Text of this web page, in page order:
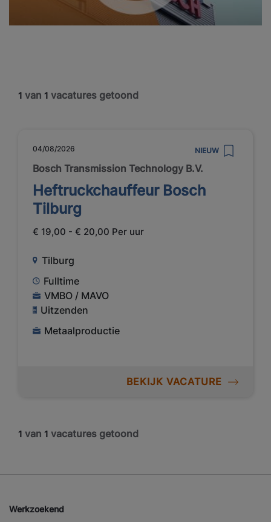
1 van 1 vacatures getoond
04/08/2026 NIEUW
Bosch Transmission Technology B.V.
Heftruckchauffeur Bosch
Tilburg
€ 19,00 - € 20,00 Per uur
Tilburg
Fulltime
VMBO / MAVO
Uitzenden
Metaalproductie
BEKIJK VACATURE
1 van 1 vacatures getoond
Werkzoekend